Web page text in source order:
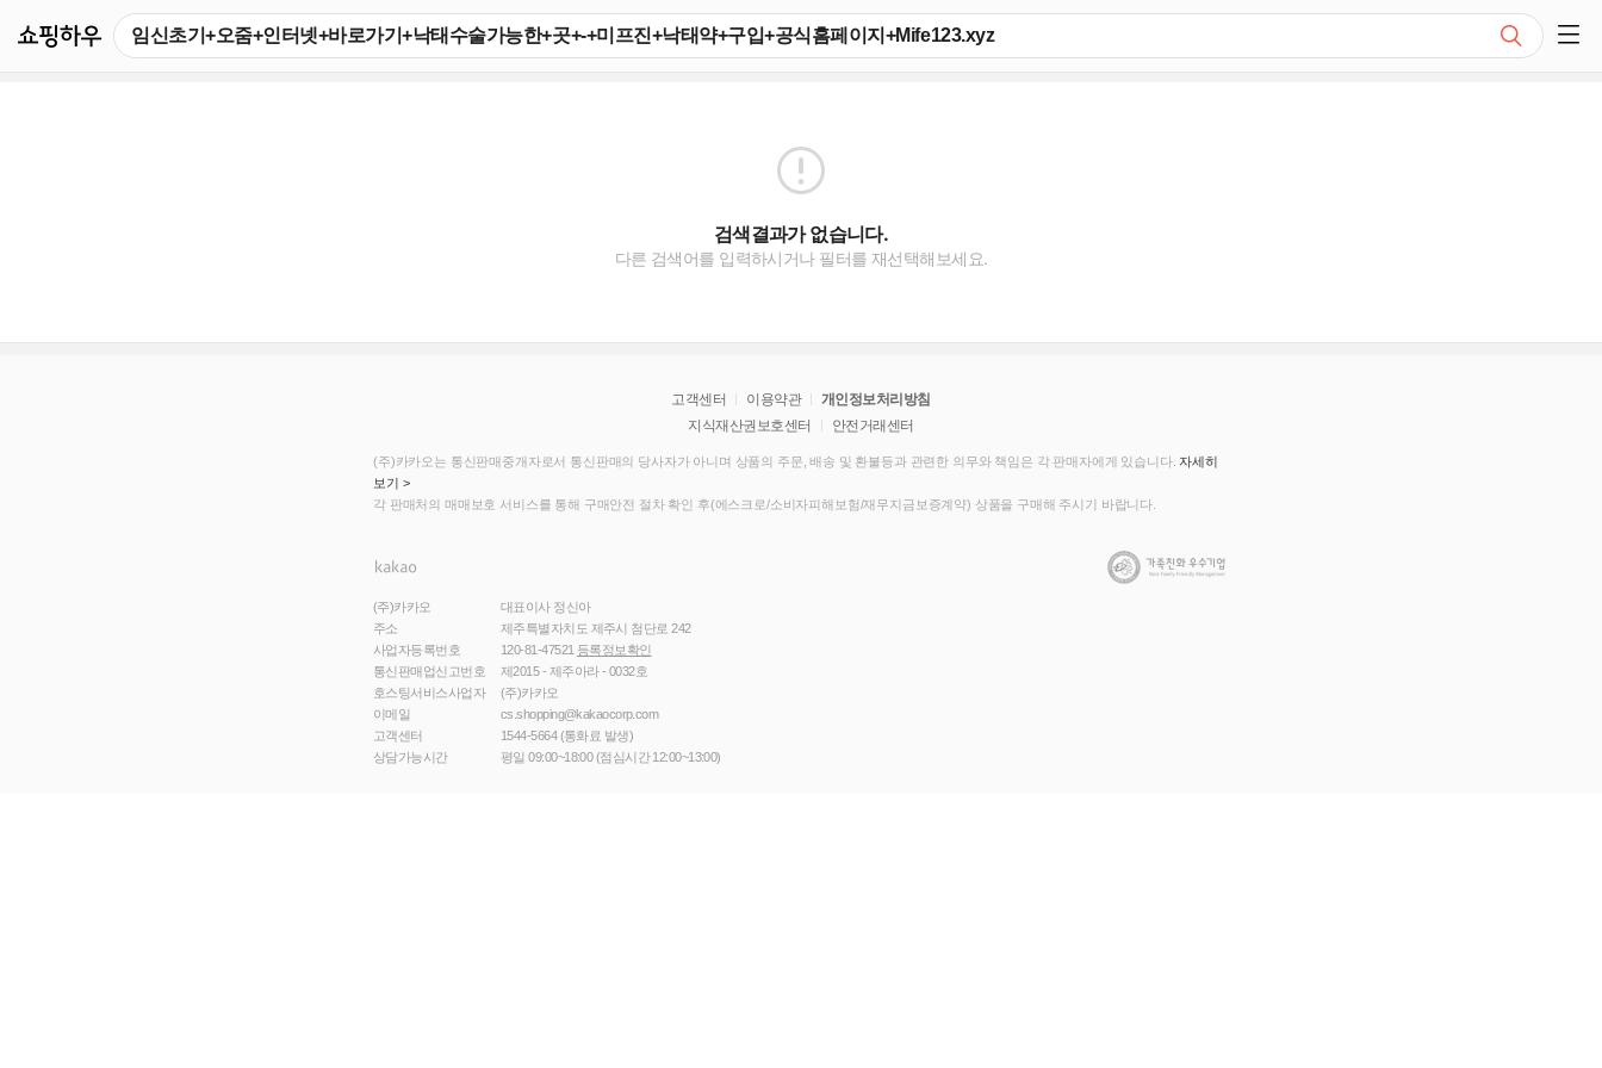
검색결과가 없습니다.
다른 검색어를 입력하시거나 필터를 재선택해보세요.
고객센터 이용약관
개인정보처리방침
지식재산권보호센터
안전거래센터
(주)카카오는 통신판매중개자로서 통신판매의 당사자가 아니며 상품의 주문, 배송 및 환불등과 관련한 의무와 책임은 각 판매자에게 있습니다. 자세히
보기 >
각 판매처의 매매보호 서비스를 통해 구매안전 절차 확인 후(에스크로/소비자피해보험/재무지금보증계약) 상품을 구매해 주시기 바랍니다.
(주)카카오
대표이사 정신아
주소
제주특별자치도 제주시 첨단로 242
사업자등록번호
120-81-47521 등록정보확인
통신판매업신고번호
제2015 - 제주아라 - 0032호
호스팅서비스사업자
(주)카카오
이메일
cs.shopping@kakaocorp.com
고객센터
1544-5664(통화료 발생)
상담가능시간
평일 09:00~18:00 (점심시간 12:00~13:00)